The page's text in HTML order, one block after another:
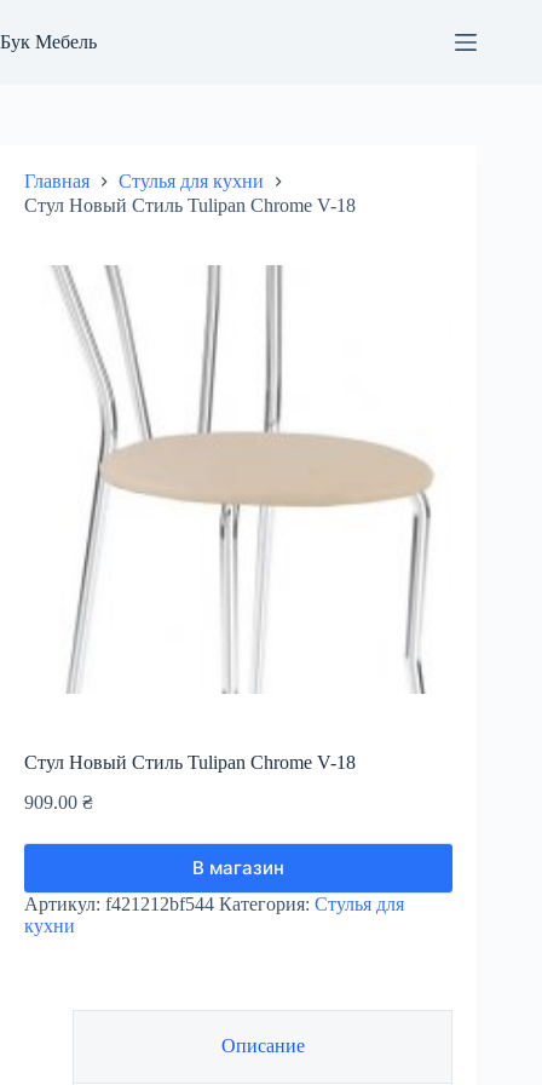
к
сути
Бук Мебель
Главная
Стулья для кухни
Стул Новый Стиль Tulipan Chrome V-18
Стул Новый Стиль Tulipan Chrome V-18
909.00 ₴
В магазин
Артикул: f421212bf544 Категория: Стулья для
кухни
Описание